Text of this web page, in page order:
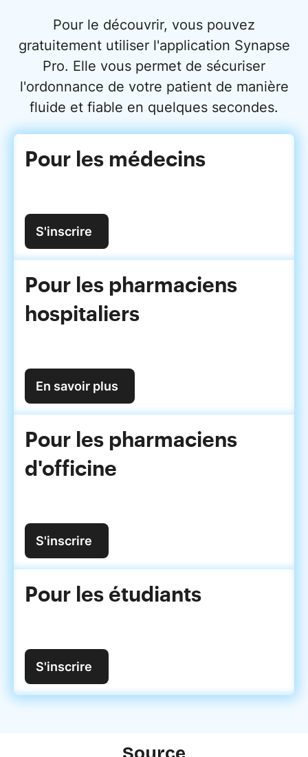
Pour le découvrir, vous pouvez
gratuitement utiliser l'application Synapse
Pro. Elle vous permet de sécuriser
l'ordonnance de votre patient de manière
fluide et fiable en quelques secondes.
Pour les médecins
S'inscrire
Pour les pharmaciens
hospitaliers
En savoir plus
Pour les pharmaciens
d'officine
S'inscrire
Pour les étudiants
S'inscrire